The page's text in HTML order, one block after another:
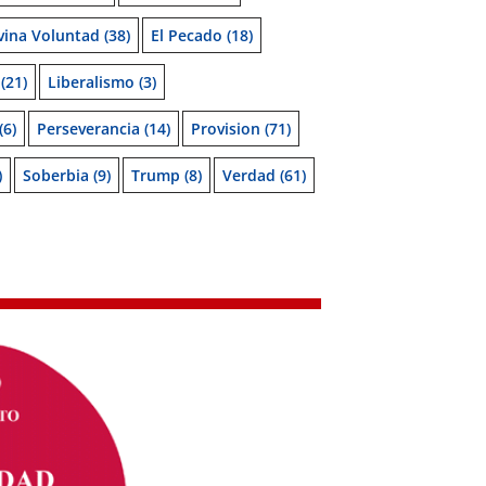
Voluntad (38) El Pecado (18)
Liberalismo (3)
Perseverancia (14) Provision (71)
Soberbia (9) Trump (8) Verdad (61)